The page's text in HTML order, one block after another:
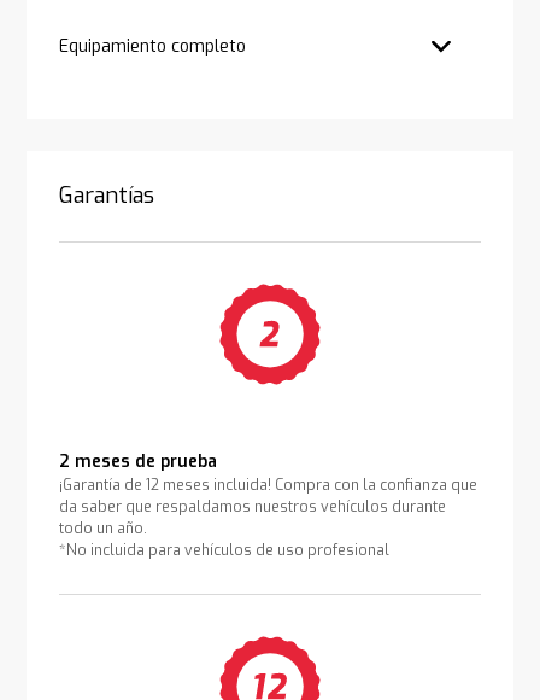
Equipamiento completo
Garantías
2 meses de prueba
¡Garantía de 12 meses incluida! Compra con la confianza que
da saber que respaldamos nuestros vehículos durante
todo un año.
*No incluida para vehículos de uso profesional